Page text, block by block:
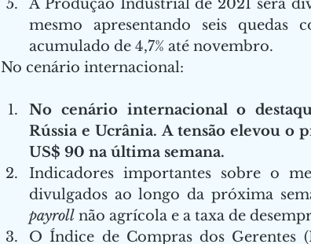
A Produção Industrial de 2021 será
mesmo apresentando seis quedas
acumulado de 4,7% até novembro.
No cenário internacional:
No cenário internacional o
Rússia e Ucrânia. A tensão elevou
US$ 90 na última semana.
Indicadores importantes sobre o
payroll não agrícola e a taxa de
O Índice de Compras dos Gerentes